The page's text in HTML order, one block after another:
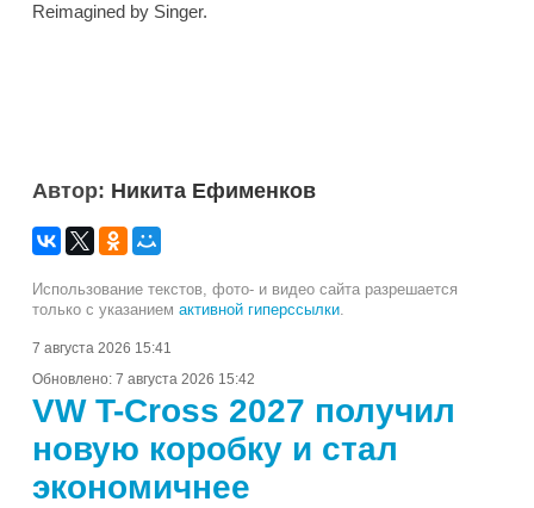
Reimagined by Singer.
Автор: Никита Ефименков
Использование текстов, фото- и видео сайта разрешается
только с указанием активной гиперссылки.
7 августа 2026 15:41
Обновлено: 7 августа 2026 15:42
VW T-Cross 2027 получил
новую коробку и стал
экономичнее